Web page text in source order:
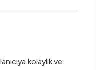
kolaylık ve